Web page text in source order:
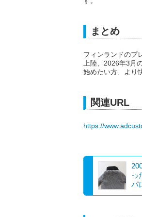
まとめ
フィンランドのプ
上陸、2026年3月
始めたい方、より
関連URL
https://
っ
パ